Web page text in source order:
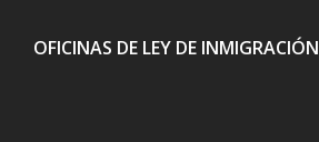
OFICINAS DE LEY DE INMIGRACIÓN